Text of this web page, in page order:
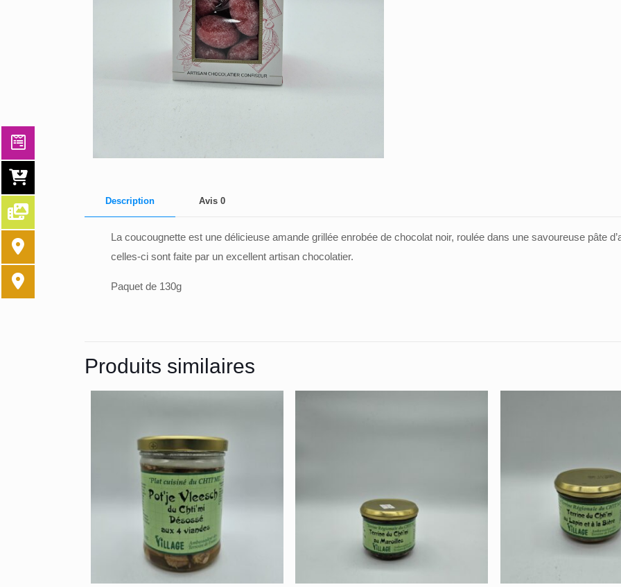
Description Avis 0
La coucougnette est une délicieuse amande grillée enrobée de chocolat noir, roulée dans une savoureuse pâte
celles-ci sont faite par un excellent artisan chocolatier.
Paquet de 130g
Produits similaires